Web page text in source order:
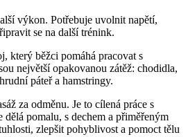
výkon. Potřebuje uvolnit napětí,
se na další trénink.
který běžci pomáhá pracovat s
největší opakovanou zátěž: chodidla,
páteř a hamstringy.
za odměnu. Je to cílená práce s
pomalu, s dechem a přiměřeným
zlepšit pohyblivost a pomoct tělu